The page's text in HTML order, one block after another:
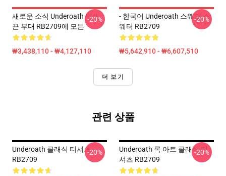
새로운 소식 Underoath 인쇄
끈 부대 RB2709에 모든
₩3,438,110 - ₩4,127,110
-20%
- 한국어 Underoath 스웨터 스
웨터 RB2709
₩5,642,910 - ₩6,607,510
-20%
더 보기
관련 상품
Underoath 클래식 티셔츠
RB2709
-20%
Underoath 록 아트 클래식 티
셔츠 RB2709
-20%